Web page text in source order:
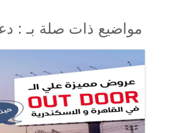
مواضيع ذات صلة بـ :